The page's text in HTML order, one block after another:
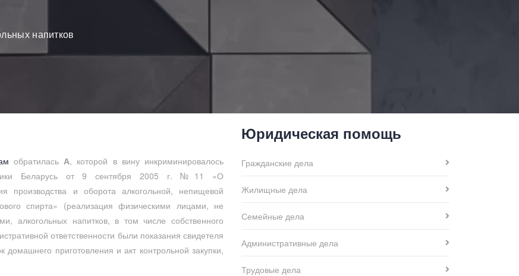
напитков
обратиласьА, которой в вину инкриминировалось
Беларусь от 9 сентября 2005 г. №11 «О
производства и оборота алкогольной, непищевой
спирта» (реализация физическими лицами, не
алкогольных напитков, в том числе собственного
ответственности были показания свидетеля
домашнего приготовления и акт контрольной закупки,
Юридическая помощь
Гражданские дела
Жилищные дела
Семейные дела
Административные дела
Трудовые дела